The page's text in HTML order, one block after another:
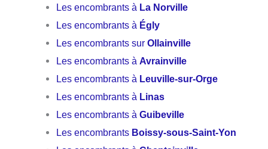
Les encombrants à La Norville
Les encombrants à Égly
Les encombrants surOllainville
Les encombrants àAvrainville
Les encombrants à Leuville-sur-Orge
Les encombrants à Linas
Les encombrants àGuibeville
Les encombrants Boissy-sous-Saint-Yon